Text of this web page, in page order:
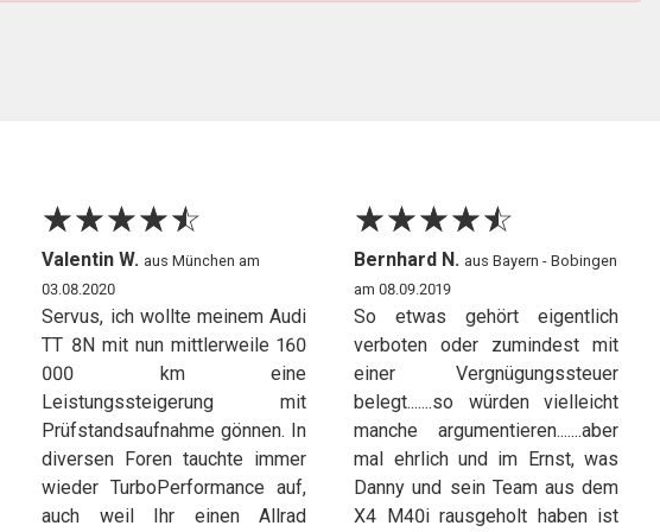
☆☆☆☆☆
★★★★★
Valentin W. aus München am
03.08.2020
Servus, ich wollte meinem Audi
TT 8N mit nun mittlerweile 160
000 km eine
Leistungssteigerung mit
Prüfstandsaufnahme gönnen. In
diversen Foren tauchte immer
wieder TurboPerformance auf,
auch weil Ihr einen Allrad
☆☆☆☆☆
★★★★★
Bernhard N. aus Bayern - Bobingen
am 08.09.2019
So etwas gehört eigentlich
verboten oder zumindest mit
einer Vergnügungssteuer
belegt.......so würden vielleicht
manche argumentieren.......aber
mal ehrlich und im Ernst, was
Danny und sein Team aus dem
X4 M40i rausgeholt haben ist